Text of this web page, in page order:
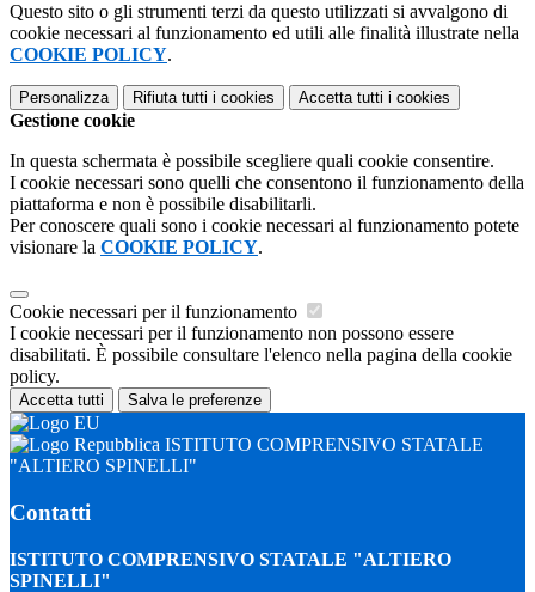
Questo sito o gli strumenti terzi da questo utilizzati si avvalgono di
cookie necessari al funzionamento ed utili alle finalità illustrate nella
COOKIE POLICY.
Personalizza Rifiuta tutti i cookies Accetta tutti i cookies
Gestione cookie
In questa schermata è possibile scegliere quali cookie consentire.
I cookie necessari sono quelli che consentono il funzionamento della
piattaforma e non è possibile disabilitarli.
Per conoscere quali sono i cookie necessari al funzionamento potete
visionare la COOKIE POLICY.
Cookie necessari per il funzionamento
I cookie necessari per il funzionamento non possono essere
disabilitati. È possibile consultare l'elenco nella pagina della cookie
policy.
Accetta tutti Salva le preferenze
ISTITUTO COMPRENSIVO STATALE
"ALTIERO SPINELLI"
Contatti
ISTITUTO COMPRENSIVO STATALE "ALTIERO
SPINELLI"